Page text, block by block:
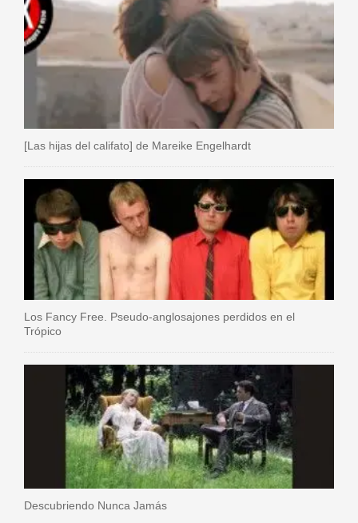
[Las hijas del califato] de Mareike Engelhardt
Los Fancy Free. Pseudo-anglosajones perdidos en el
Trópico
Descubriendo Nunca Jamás